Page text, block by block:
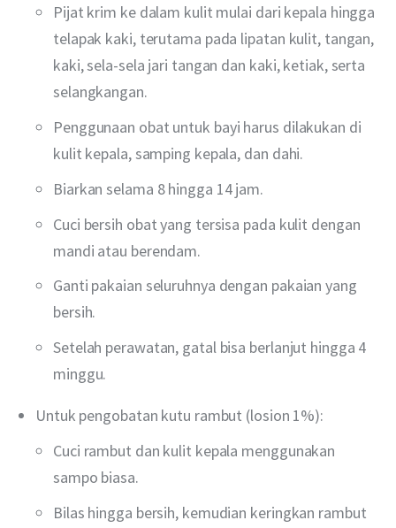
Pijat krim ke dalam kulit mulai dari kepala hingga
telapak kaki, terutama pada lipatan kulit, tangan,
kaki, sela-sela jari tangan dan kaki, ketiak, serta
selangkangan.
Penggunaan obat untuk bayi harus dilakukan di
kulit kepala, samping kepala, dan dahi.
Biarkan selama 8 hingga 14 jam.
Cuci bersih obat yang tersisa pada kulit dengan
mandi atau berendam.
Ganti pakaian seluruhnya dengan pakaian yang
bersih.
Setelah perawatan, gatal bisa berlanjut hingga 4
minggu.
Untuk pengobatan kutu rambut (losion 1%):
Cuci rambut dan kulit kepala menggunakan
sampo biasa.
Bilas hingga bersih, kemudian keringkan rambut